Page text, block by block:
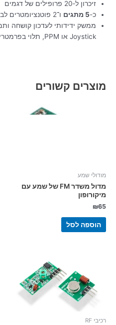
זיכרון ל‑20 פרופילים של דגמים
כ-5 מתגים
ו־2 פוטנציומטרים לבקרת ערוצים מיוחדים
Joystick או PPM, תלוי בפרמטרים)
מוצרים קשורים
מודולי שמע
מדול משדר FM של שמע עם
מיקורופון
₪65
הוספה לסל
רכיבי RF